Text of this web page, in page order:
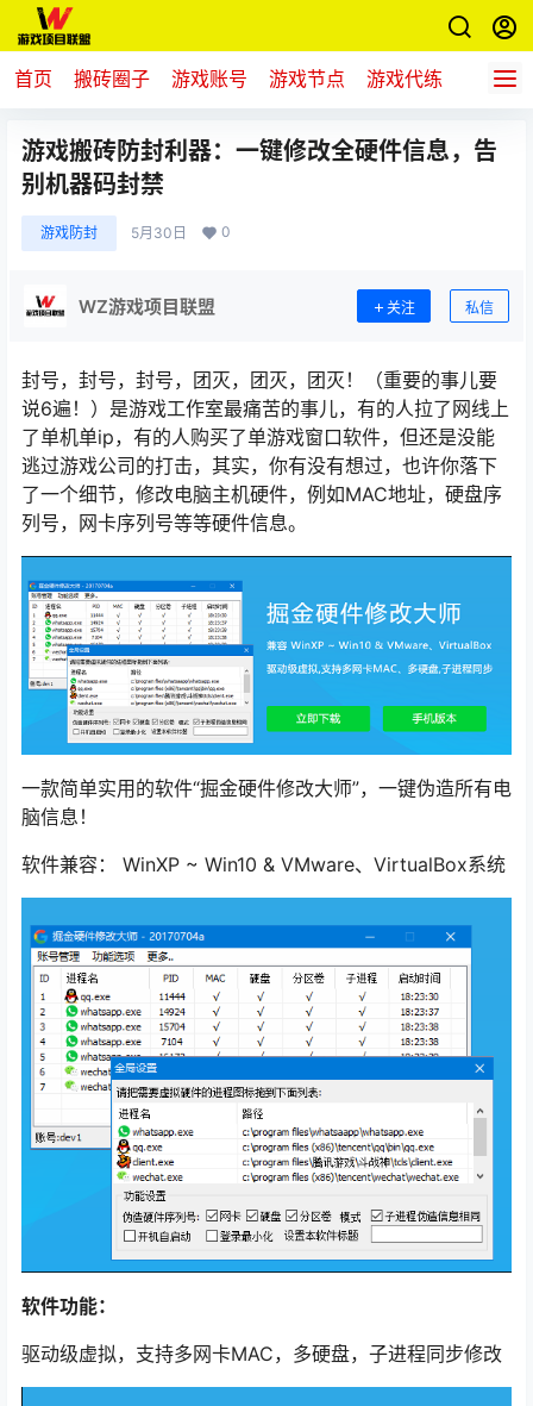
首页 搬砖圈子 游戏账号 游戏节点 游戏代练 新游推
游戏搬砖防封利器：一键修改全硬件信息，告
别机器码封禁
游戏防封 5月30日 0
WZ游戏项目联盟 关注 私信
封号，封号，封号，团灭，团灭，团灭！（重要的事儿要
说6遍！）是游戏工作室最痛苦的事儿，有的人拉了网线上
了单机单ip，有的人购买了单游戏窗口软件，但还是没能
逃过游戏公司的打击，其实，你有没有想过，也许你落下
了一个细节，修改电脑主机硬件，例如MAC地址，硬盘序
列号，网卡序列号等等硬件信息。
一款简单实用的软件“掘金硬件修改大师”，一键伪造所有电
脑信息！
软件兼容： WinXP ~ Win10 & VMware、VirtualBox系统
软件功能：
驱动级虚拟，支持多网卡MAC，多硬盘，子进程同步修改